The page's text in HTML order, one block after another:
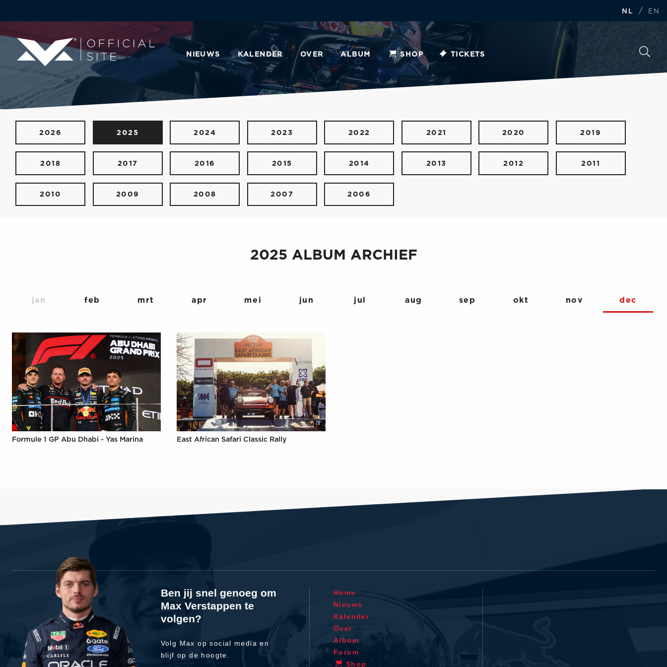
NL / EN
NIEUWS KALENDER OVER ALBUM SHOP TICKETS
2026 2025 2024 2023 2022 2021 2020 2019
2018 2017 2016 2015 2014 2013 2012 2011
2010 2009 2008 2007 2006
2025 ALBUM ARCHIEF
jan feb mrt apr mei jun jul aug sep okt nov dec
Formule 1 GP Abu Dhabi - Yas Marina East African Safari Classic Rally
Ben jij snel genoeg om
Max Verstappen te
volgen?
Volg Max op social media en
blijf op de hoogte.
Home
Nieuws
Kalender
Over
Album
Forum
Shop